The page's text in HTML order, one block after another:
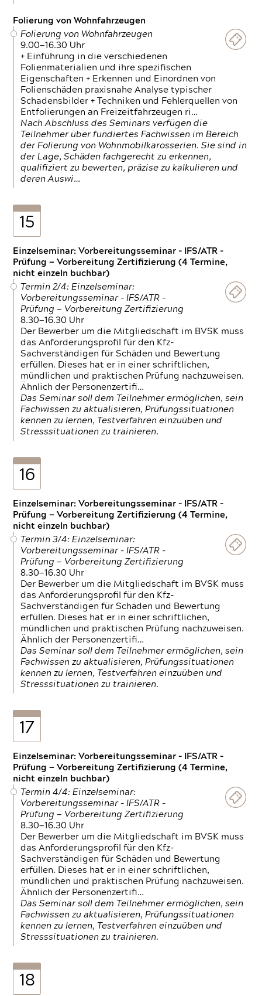
Folierung von Wohnfahrzeugen
Folierung von Wohnfahrzeugen
9.00—16.30 Uhr
+ Einführung in die verschiedenen
Folienmaterialien und ihre spezifischen
Eigenschaften + Erkennen und Einordnen von
Folienschäden praxisnahe Analyse typischer
Schadensbilder + Techniken und Fehlerquellen von
Entfolierungen an Freizeitfahrzeugen ri…
Nach Abschluss des Seminars verfügen die
Teilnehmer über fundiertes Fachwissen im Bereich
der Folierung von Wohnmobilkarosserien. Sie sind in
der Lage, Schäden fachgerecht zu erkennen,
qualifiziert zu bewerten, präzise zu kalkulieren und
deren Auswi…
15
Einzelseminar: Vorbereitungsseminar - IFS/ATR -
Prüfung — Vorbereitung Zertifizierung (4 Termine,
nicht einzeln buchbar)
Termin 2/4: Einzelseminar:
Vorbereitungsseminar - IFS/ATR -
Prüfung — Vorbereitung Zertifizierung
8.30—16.30 Uhr
Der Bewerber um die Mitgliedschaft im BVSK muss
das Anforderungsprofil für den Kfz-
Sachverständigen für Schäden und Bewertung
erfüllen. Dieses hat er in einer schriftlichen,
mündlichen und praktischen Prüfung nachzuweisen.
Ähnlich der Personenzertifi…
Das Seminar soll dem Teilnehmer ermöglichen, sein
Fachwissen zu aktualisieren, Prüfungssituationen
kennen zu lernen, Testverfahren einzuüben und
Stresssituationen zu trainieren.
16
Einzelseminar: Vorbereitungsseminar - IFS/ATR -
Prüfung — Vorbereitung Zertifizierung (4 Termine,
nicht einzeln buchbar)
Termin 3/4: Einzelseminar:
Vorbereitungsseminar - IFS/ATR -
Prüfung — Vorbereitung Zertifizierung
8.30—16.30 Uhr
Der Bewerber um die Mitgliedschaft im BVSK muss
das Anforderungsprofil für den Kfz-
Sachverständigen für Schäden und Bewertung
erfüllen. Dieses hat er in einer schriftlichen,
mündlichen und praktischen Prüfung nachzuweisen.
Ähnlich der Personenzertifi…
Das Seminar soll dem Teilnehmer ermöglichen, sein
Fachwissen zu aktualisieren, Prüfungssituationen
kennen zu lernen, Testverfahren einzuüben und
Stresssituationen zu trainieren.
17
Einzelseminar: Vorbereitungsseminar - IFS/ATR -
Prüfung — Vorbereitung Zertifizierung (4 Termine,
nicht einzeln buchbar)
Termin 4/4: Einzelseminar:
Vorbereitungsseminar - IFS/ATR -
Prüfung — Vorbereitung Zertifizierung
8.30—16.30 Uhr
Der Bewerber um die Mitgliedschaft im BVSK muss
das Anforderungsprofil für den Kfz-
Sachverständigen für Schäden und Bewertung
erfüllen. Dieses hat er in einer schriftlichen,
mündlichen und praktischen Prüfung nachzuweisen.
Ähnlich der Personenzertifi…
Das Seminar soll dem Teilnehmer ermöglichen, sein
Fachwissen zu aktualisieren, Prüfungssituationen
kennen zu lernen, Testverfahren einzuüben und
Stresssituationen zu trainieren.
18